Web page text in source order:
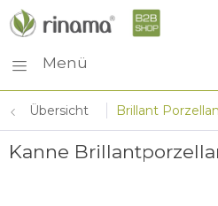
Menü
Übersicht Brillant
Kanne